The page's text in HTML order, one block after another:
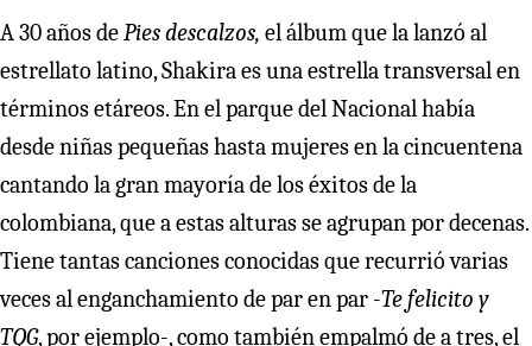
A 30 años dePies descalzos, el álbum que la lanzó al
estrellato latino, Shakira es una estrella transversal en
términos etáreos. En el parque del Nacional había
desde niñas pequeñas hasta mujeres en la cincuentena
cantando la gran mayoría de los éxitos de la
colombiana, que a estas alturas se agrupan por decenas.
Tiene tantas canciones conocidas que recurrió varias
veces al enganchamiento de par en par -Te felicito y
TQG, por ejemplo-, como también empalmó de a tres, el